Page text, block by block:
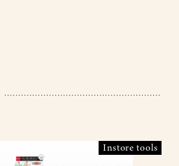
Instore tools